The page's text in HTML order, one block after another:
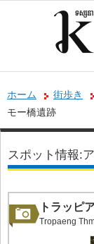
ホーム 街歩き
モー橋遺跡
スポット情報:
トラッピ
Tropaeng